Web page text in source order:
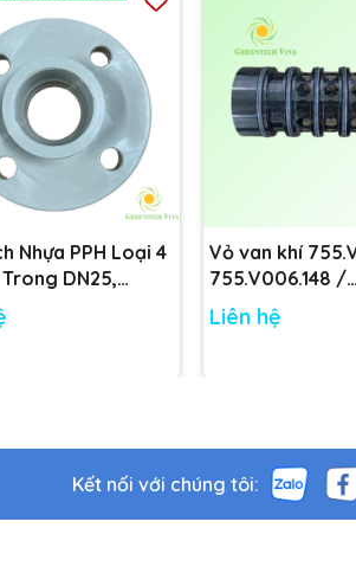
Nhựa PPH Loại 4
DN25,
DN50 tiêu
Vỏ van khí
755.V006.148 /
755.V001.148
Liên hệ
Kết nối với chúng tôi: